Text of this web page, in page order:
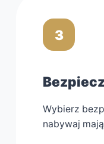
3
Wybierz
nabywaj